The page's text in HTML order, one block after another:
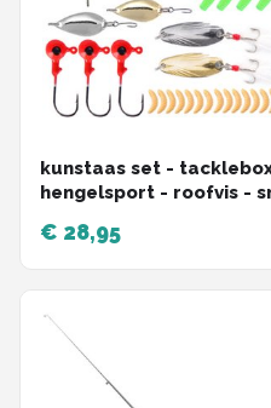
kunstaas set -
hengelsport - roofvis -
€ 28,95